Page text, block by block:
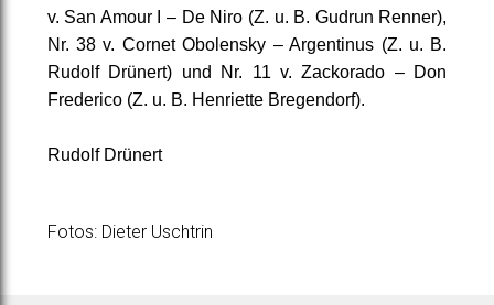
v. San Amour I – De Niro (Z. u. B. Gudrun Renner),
Nr. 38 v. Cornet Obolensky – Argentinus (Z. u. B.
Rudolf Drünert) und Nr. 11 v. Zackorado – Don
Frederico (Z. u. B. Henriette Bregendorf).
Rudolf Drünert
Fotos: Dieter Uschtrin